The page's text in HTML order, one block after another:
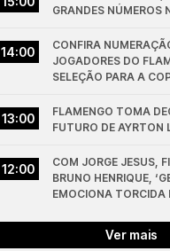
GRANDES NÚMEROS
14:00
CONFIRA
JOGADORES DO
SELEÇÃO PARA A
13:00
FLAMENGO TOMA
FUTURO DE AYRTON
12:00
COM JORGE JESUS,
BRUNO HENRIQUE,
EMOCIONA TORCIDA
Ver mais